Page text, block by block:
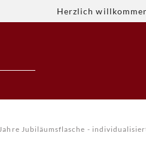
Herzlich
Jubiläumsflasche -